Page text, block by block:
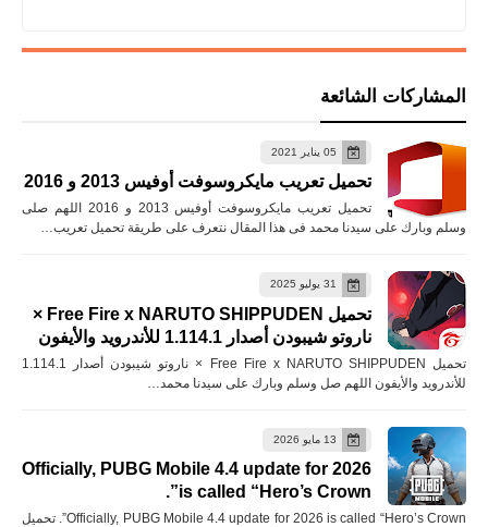
المشاركات الشائعة
05 يناير 2021
تحميل تعريب مايكروسوفت أوفيس 2013 و 2016
تحميل تعريب مايكروسوفت أوفيس 2013 و 2016 اللهم صلى
وسلم وبارك على سيدنا محمد فى هذا المقال نتعرف على طريقة تحميل تعريب…
31 يوليو 2025
تحميل Free Fire x NARUTO SHIPPUDEN ×
ناروتو شيبودن أصدار 1.114.1 للأندرويد والأيفون
تحميل Free Fire x NARUTO SHIPPUDEN × ناروتو شيبودن أصدار 1.114.1
للأندرويد والأيفون اللهم صل وسلم وبارك على سيدنا محمد…
13 مايو 2026
Officially, PUBG Mobile 4.4 update for 2026
is called “Hero’s Crown”.
Officially, PUBG Mobile 4.4 update for 2026 is called “Hero’s Crown”. تحميل